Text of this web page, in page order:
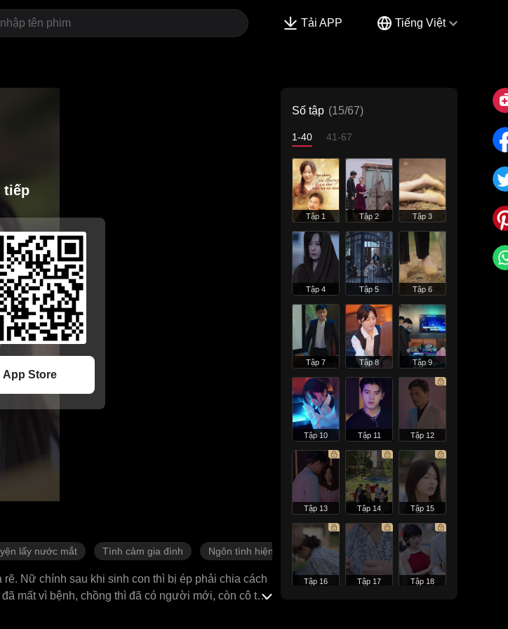
Tải APP Tiếng Việt
tiếp
App Store
lấy nước mắt Tình cảm gia đình Ngôn tình hiện đại
Nữ chính sau khi sinh con thì bị ép phải chia cách
mất vì bệnh, chồng thì đã có người mới, còn cô thì
Số tập (15/67)
1-40 41-67
Tập 1 Tập 2 Tập 3
Tập 4 Tập 5 Tập 6
Tập 7 Tập 8 Tập 9
Tập 10 Tập 11 Tập 12
Tập 13 Tập 14 Tập 15
Tập 16 Tập 17 Tập 18